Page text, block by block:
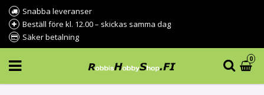
Snabba leveranser
Beställ före kl. 12.00 – skickas samma dag
Säker betalning
0